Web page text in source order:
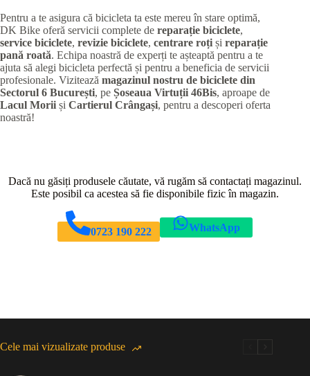
Pentru a te asigura că bicicleta ta este mereu în stare optimă,
DK Bike oferă servicii complete de reparație biciclete,
service biciclete, revizie biciclete, centrare roți și reparație
pană roată. Echipa noastră de experți te așteaptă pentru a te
ajuta să alegi bicicleta perfectă și pentru a beneficia de servicii
profesionale. Vizitează magazinul nostru de biciclete din
Sectorul 6 București, pe Șoseaua Virtuții 46Bis, aproape de
Lacul Morii și Cartierul Crângași, pentru a descoperi oferta
noastră!
Dacă nu găsiți produsele căutate, vă rugăm să contactați magazinul.
Este posibil ca acestea să fie disponibile fizic în magazin.
0723 190 222 WhatsApp
Cele mai vizualizate produse